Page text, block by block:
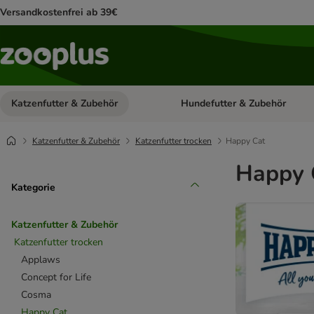
Versandkostenfrei ab 39€
Katzenfutter & Zubehör Kategorie-Menü öffnen:
Hundefutter & Zubehör
Katzenfutter & Zubehör Katzenfutter trocken Happy Cat
Kategorie
Katzenfutter & Zubehör
Katzenfutter trocken
Applaws
Concept for Life
Cosma
Happy